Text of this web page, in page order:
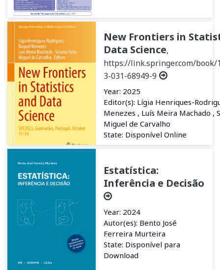
New Frontiers in
Data Science,
https://link.springer.com/book/
3-031-68949-9
Year: 2025
Editor(s): Lígia Henriques-
Menezes , Luís Meira Machado ,
Miguel de Carvalho
State: Disponível Online
Estatística:
Inferência e Decisão
Year: 2024
Autor(es): Bento José
Ferreira Murteira
State: Disponível para
Download